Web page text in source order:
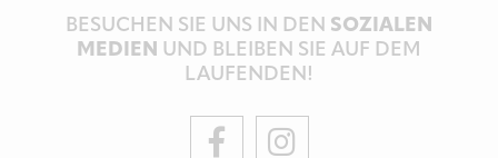
BESUCHEN SIE UNS IN DEN SOZIALEN
MEDIEN UND BLEIBEN SIE AUF DEM
LAUFENDEN!